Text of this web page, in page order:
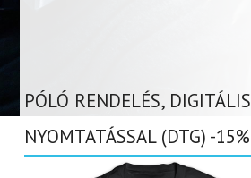
PÓLÓ RENDELÉS, DIGITÁLIS
NYOMTATÁSSAL (DTG) -15%